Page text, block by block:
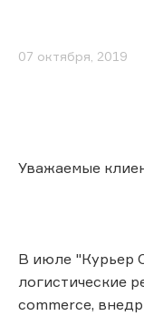
07 октября, 2019
Уважаемые
В июле "Курьер
логистические
commerce,